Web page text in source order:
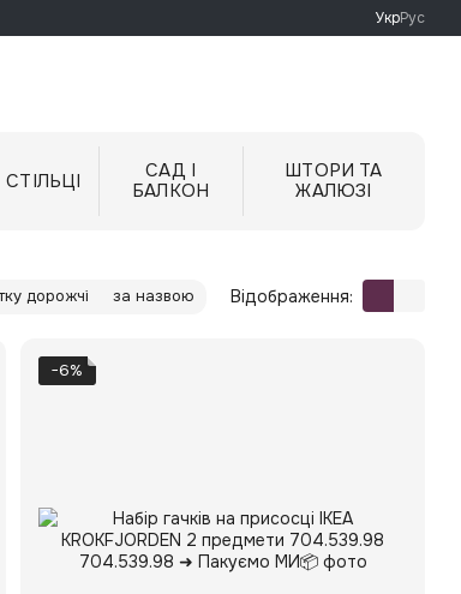
УкрРус
СТІЛЬЦІ
САД І
БАЛКОН
ШТОРИ ТА
ЖАЛЮЗІ
дорожчі за назвою Відображення:
−6%